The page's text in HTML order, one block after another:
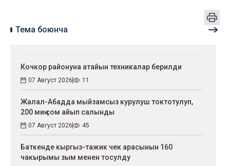
Тема боюнча
Кочкор районуна атайын техникалар берилди
07 Август 2026 11
Жалал-Абадда мыйзамсыз курулуш токтотулуп,
200 миң сом айып салынды
07 Август 2026 45
Баткенде кыргыз-тажик чек арасынын 160
чакырымы зым менен тосулду